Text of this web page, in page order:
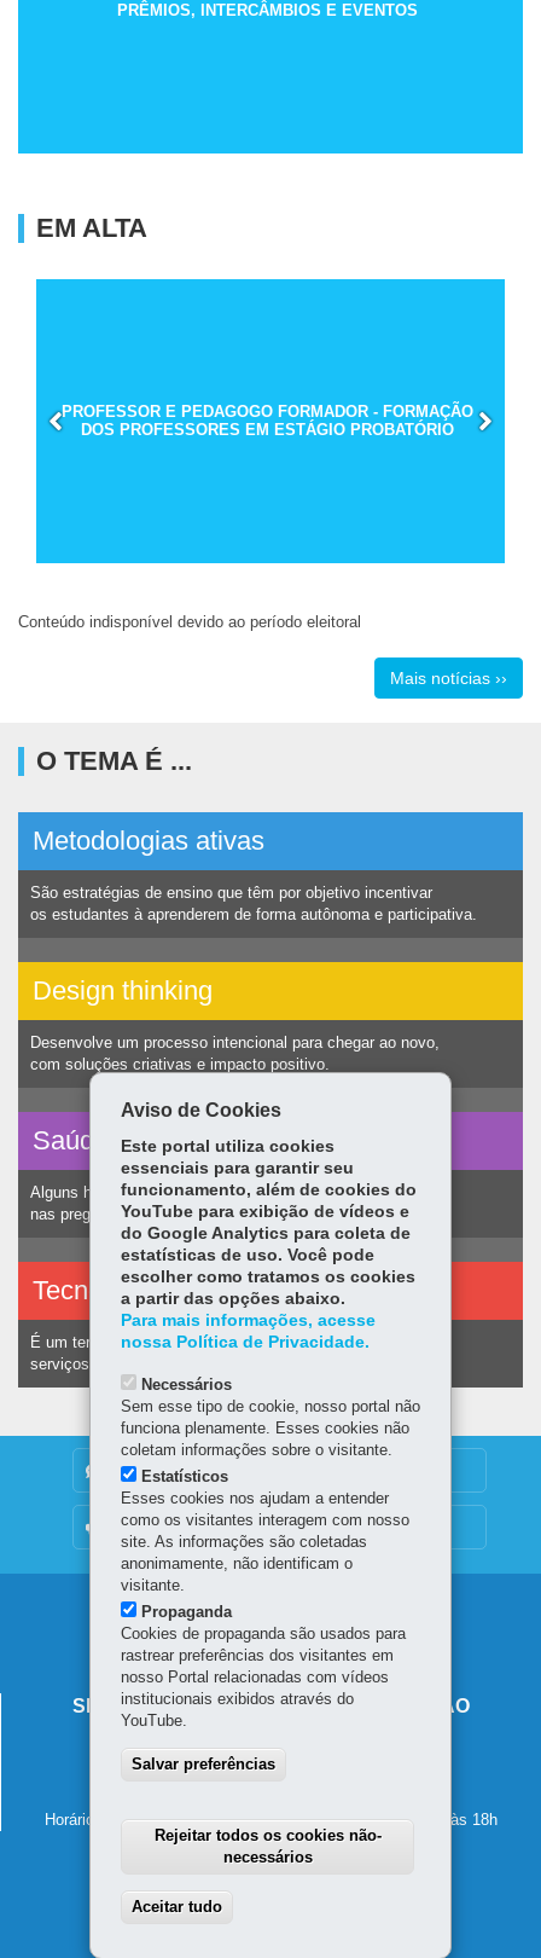
PRÊMIOS, INTERCÂMBIOS E EVENTOS
EM ALTA
PROFESSOR E PEDAGOGO FORMADOR - FORMAÇÃO
DOS PROFESSORES EM ESTÁGIO PROBATÓRIO
Conteúdo indisponível devido ao período eleitoral
Mais notícias ››
O TEMA É ...
Metodologias ativas
São estratégias de ensino que têm por objetivo incentivar
os estudantes à aprenderem de forma autônoma e participativa.
Design thinking
Desenvolve um processo intencional para chegar ao novo,
com soluções criativas e impacto positivo.
Saúde vocal
Alguns hábitos humanos podem ocasionar nódulos
nas pregas vocais e consequentemente alteração na voz.
Tecnologias assistivas
É um termo utilizado para identificar recursos e
serviços voltados a pessoas com deficiência.
DENUNCIE CORRUPÇÃO
OUVIDORIA
Navegação
principal
SECRETARIA DE ESTADO DA EDUCAÇÃO
80610-011-Curitiba
Horário de atendimento: de segunda a sexta-feira, das 8h às 18h
Aviso de Cookies
Este portal utiliza cookies
essenciais para garantir seu
funcionamento, além de cookies do
YouTube para exibição de vídeos e
do Google Analytics para coleta de
estatísticas de uso. Você pode
escolher como tratamos os cookies
a partir das opções abaixo.
Para mais informações, acesse
nossa Política de Privacidade.
Necessários
Sem esse tipo de cookie, nosso portal não
funciona plenamente. Esses cookies não
coletam informações sobre o visitante.
Estatísticos
Esses cookies nos ajudam a entender
como os visitantes interagem com nosso
site. As informações são coletadas
anonimamente, não identificam o
visitante.
Propaganda
Cookies de propaganda são usados para
rastrear preferências dos visitantes em
nosso Portal relacionadas com vídeos
institucionais exibidos através do
YouTube.
Salvar preferências
Rejeitar todos os cookies não-
necessários
Aceitar tudo